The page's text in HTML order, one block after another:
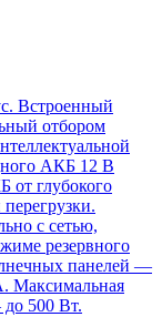
Встроенный
отбором
АКБ 12 В
от глубокого
с сетью,
резервного
панелей —
Максимальная
500 Вт.